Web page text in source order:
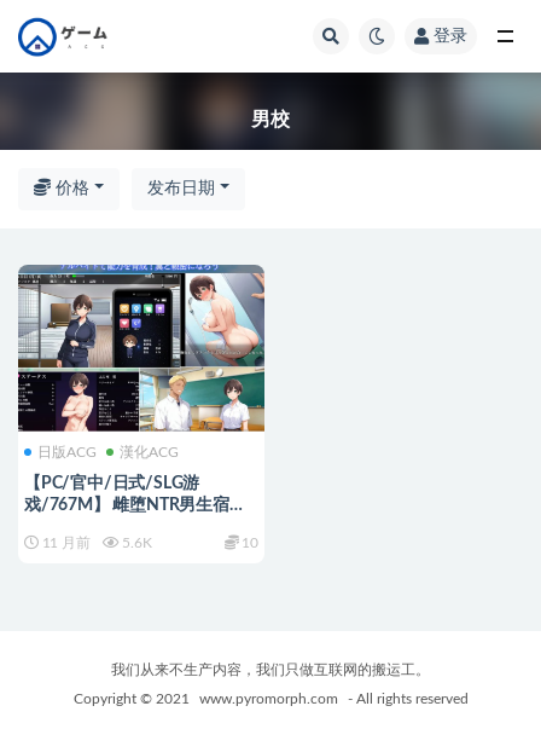
登录
男校
价格 发布日期
日版ACG 漢化ACG
【PC/官中/日式/SLG游
戏/767M】 雌堕NTR男生宿舍
Ver1.02 官中版+日式SLG游戏
11 月前 5.6K 10
我们从来不生产内容，我们只做互联网的搬运工。
Copyright © 2021
www.pyromorph.com - All rights reserved